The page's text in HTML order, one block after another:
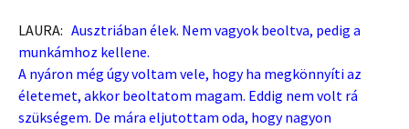
LAURA: Ausztriában élek. Nem vagyok beoltva, pedig a
munkámhoz kellene.
A nyáron még úgy voltam vele, hogy ha megkönnyíti az
életemet, akkor beoltatom magam. Eddig nem volt rá
szükségem. De mára eljutottam oda, hogy nagyon